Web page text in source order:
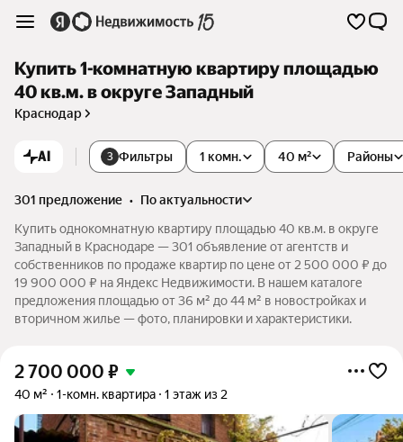
Купить 1-комнатную квартиру площадью
40 кв.м. в округе Западный
Краснодар
AI 3 Фильтры 1 комн. 40 м² Районы
301 предложение •
по актуальности
Купить однокомнатную квартиру площадью 40 кв.м. в округе
Западный в Краснодаре — 301 объявление от агентств и
собственников по продаже квартир по цене от 2 500 000 ₽ до
19 900 000 ₽ на Яндекс Недвижимости. В нашем каталоге
предложения площадью от 36 м² до 44 м² в новостройках и
вторичном жилье — фото, планировки и характеристики.
2 700 000 ₽
40 м² 1-комн. квартира 1 этаж из 2